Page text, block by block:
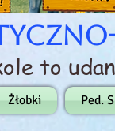
to
Żłobki Ped.